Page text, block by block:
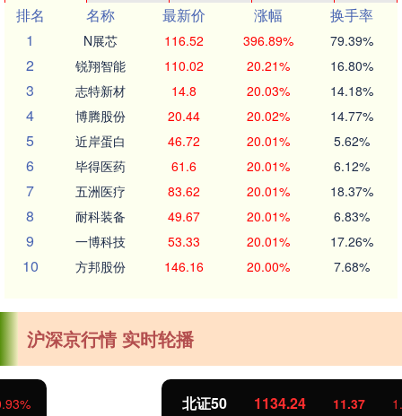
排名
名称 最新价 涨幅
换手率
1
N展芯 116.52 396.89% 79.39%
2 锐翔智能 110.02 20.21% 16.80%
3 志特新材 14.8 20.03% 14.18%
4 博腾股份 20.44 20.02% 14.77%
5 近岸蛋白 46.72 20.01% 5.62%
6 毕得医药 61.6 20.01% 6.12%
7 五洲医疗 83.62 20.01% 18.37%
8 耐科装备 49.67 20.01% 6.83%
9 一博科技 53.33 20.01% 17.26%
10 方邦股份 146.16 20.00% 7.68%
沪深京行情 实时轮播
1134.24 11.37 1.01%